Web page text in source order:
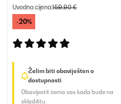
Uvodna cijena:159,90 €
-20%
Želim biti obaviješten o
dostupnosti
Obavijestit ćemo vas kada bude na
skladištu.